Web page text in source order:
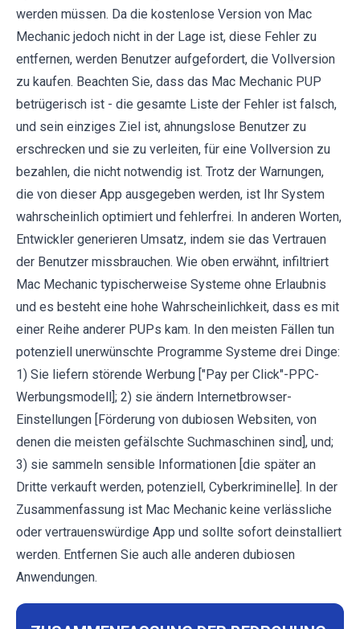
werden müssen. Da die kostenlose Version von Mac
Mechanic jedoch nicht in der Lage ist, diese Fehler zu
entfernen, werden Benutzer aufgefordert, die Vollversion
zu kaufen. Beachten Sie, dass das Mac Mechanic PUP
betrügerisch ist - die gesamte Liste der Fehler ist falsch,
und sein einziges Ziel ist, ahnungslose Benutzer zu
erschrecken und sie zu verleiten, für eine Vollversion zu
bezahlen, die nicht notwendig ist. Trotz der Warnungen,
die von dieser App ausgegeben werden, ist Ihr System
wahrscheinlich optimiert und fehlerfrei. In anderen Worten,
Entwickler generieren Umsatz, indem sie das Vertrauen
der Benutzer missbrauchen. Wie oben erwähnt, infiltriert
Mac Mechanic typischerweise Systeme ohne Erlaubnis
und es besteht eine hohe Wahrscheinlichkeit, dass es mit
einer Reihe anderer PUPs kam. In den meisten Fällen tun
potenziell unerwünschte Programme Systeme drei Dinge:
1) Sie liefern störende Werbung ["Pay per Click"-PPC-
Werbungsmodell]; 2) sie ändern Internetbrowser-
Einstellungen [Förderung von dubiosen Websiten, von
denen die meisten gefälschte Suchmaschinen sind], und;
3) sie sammeln sensible Informationen [die später an
Dritte verkauft werden, potenziell, Cyberkriminelle]. In der
Zusammenfassung ist Mac Mechanic keine verlässliche
oder vertrauenswürdige App und sollte sofort deinstalliert
werden. Entfernen Sie auch alle anderen dubiosen
Anwendungen.